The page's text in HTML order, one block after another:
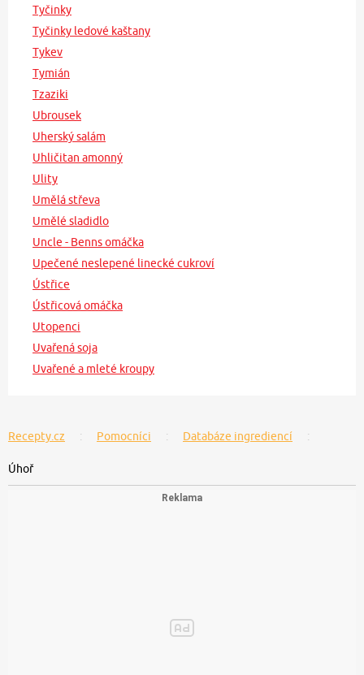
Tyčinky
Tyčinky ledové kaštany
Tykev
Tymián
Tzaziki
Ubrousek
Uherský salám
Uhličitan amonný
Ulity
Umělá střeva
Umělé sladidlo
Uncle - Benns omáčka
Upečené neslepené linecké cukroví
Ústřice
Ústřicová omáčka
Utopenci
Uvařená soja
Uvařené a mleté kroupy
Recepty.cz Pomocníci Databáze ingrediencí
Úhoř